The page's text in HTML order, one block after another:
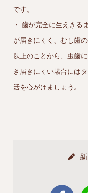
です。
・ 歯が完全に生えきる
が届きにくく、むし歯
以上のことから、虫歯
き届きにくい場合には
活を心がけましょう。
スタ